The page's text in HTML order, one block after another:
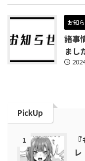
お知
諸事
まし
PickUp
1